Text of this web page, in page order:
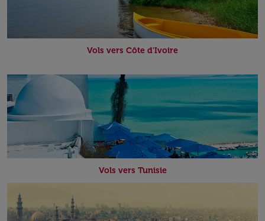
Vols vers Côte d'Ivoire
Vols vers Tunisie